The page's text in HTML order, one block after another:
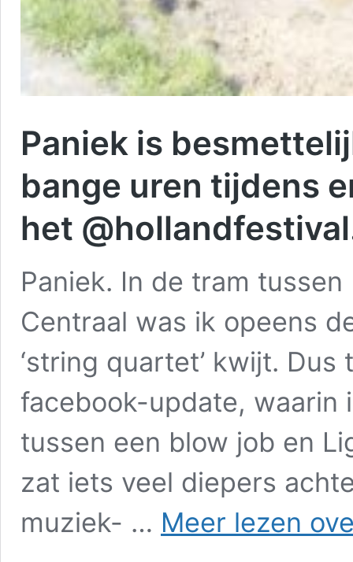
Paniek is
bange uren tijdens
het
Paniek. In de tram
Centraal was ik opeens
‘string quartet’ kwijt. Dus
facebook-update, waarin
tussen een blow job en
zat iets veel diepers
muziek- … Meer lezen